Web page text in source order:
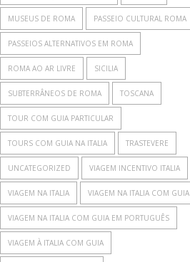
MUSEUS DE ROMA PASSEIO CULTURAL ROMA
PASSEIOS ALTERNATIVOS EM ROMA
ROMA AO AR LIVRE SICILIA
SUBTERRÂNEOS DE ROMA TOSCANA
TOUR COM GUIA PARTICULAR
TOURS COM GUIA NA ITALIA TRASTEVERE
UNCATEGORIZED VIAGEM INCENTIVO ITALIA
VIAGEM NA ITALIA VIAGEM NA ITALIA COM GUIA
VIAGEM NA ITALIA COM GUIA EM PORTUGUÊS
VIAGEM À ITALIA COM GUIA